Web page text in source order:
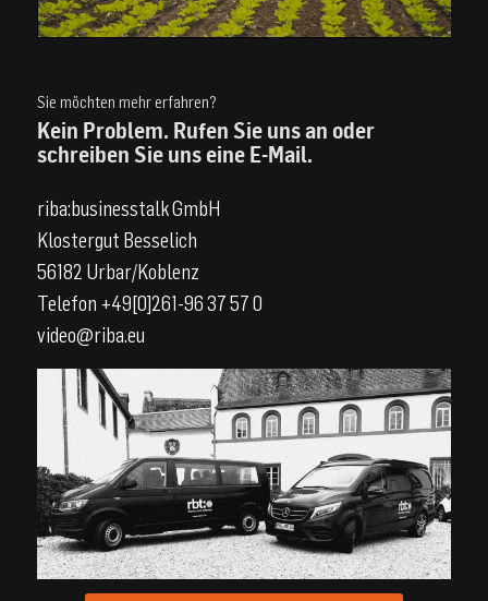
Sie möchten mehr erfahren?
Kein Problem. Rufen Sie uns an oder
schreiben Sie uns eine E-Mail.
riba:businesstalk GmbH
Klostergut Besselich
56182 Urbar/Koblenz
Telefon +49[0]261-96 37 57 0
video@riba.eu